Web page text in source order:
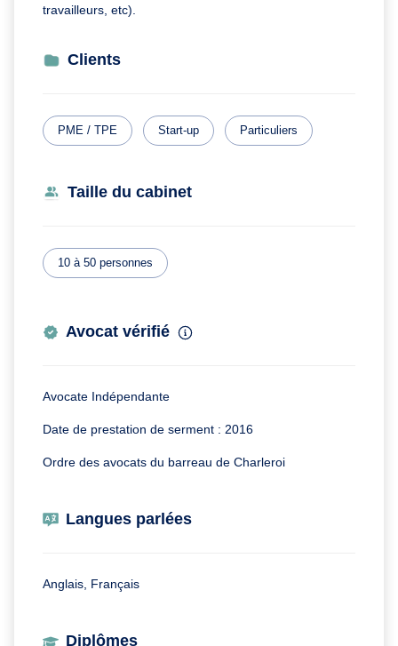
travailleurs, etc).
Clients
PME / TPE Start-up Particuliers
Taille du cabinet
10 à 50 personnes
Avocat vérifié
Avocate Indépendante
Date de prestation de serment : 2016
Ordre des avocats du barreau de Charleroi
Langues parlées
Anglais, Français
Diplômes